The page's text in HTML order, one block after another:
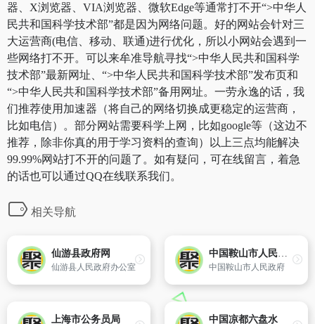
器、X浏览器、VIA浏览器、微软Edge等通常打不开“>中华人
民共和国科学技术部”都是因为网络问题。好的网站会针对三
大运营商(电信、移动、联通)进行优化，所以小网站会遇到一
些网络打不开。可以来牟准导航寻找“>中华人民共和国科学
技术部”最新网址、“>中华人民共和国科学技术部”发布页和
“>中华人民共和国科学技术部”备用网址。一劳永逸的话，我
们推荐使用加速器（将自己的网络切换成更稳定的运营商，
比如电信）。部分网站需要科学上网，比如google等（这边不
推荐，除非你真的用于学习资料的查询）以上三点均能解决
99.99%网站打不开的问题了。如有疑问，可在线留言，着急
的话也可以通过QQ在线联系我们。
相关导航
仙游县政府网
仙游县人民政府办公室
中国鞍山市人民政府
中国鞍山市人民政府
上海市公务员局 中国凉都六盘水